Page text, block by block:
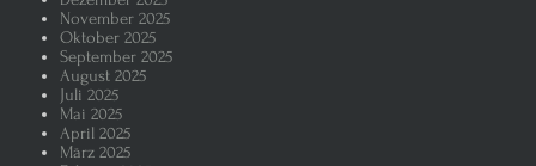
November 2025
Oktober 2025
September 2025
August 2025
Juli 2025
Mai 2025
April 2025
März 2025